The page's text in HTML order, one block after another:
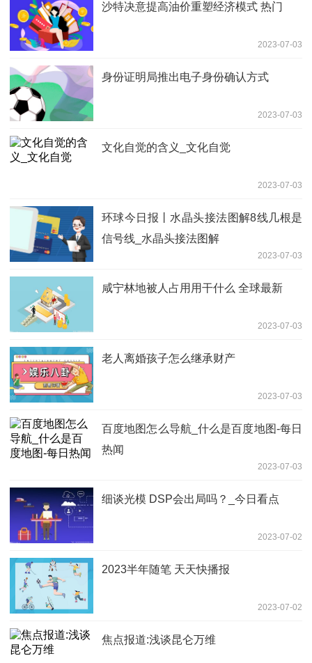
沙特决意提高油价重塑经济模式 热门
2023-07-03
身份证明局推出电子身份确认方式
2023-07-03
文化自觉的含义_文化自觉
2023-07-03
环球今日报丨水晶头接法图解8线几根是
信号线_水晶头接法图解
2023-07-03
咸宁林地被人占用用干什么 全球最新
2023-07-03
老人离婚孩子怎么继承财产
2023-07-03
百度地图怎么导航_什么是百度地图-每日
热闻
2023-07-03
细谈光模 DSP会出局吗？_今日看点
2023-07-02
2023半年随笔 天天快播报
2023-07-02
焦点报道:浅谈昆仑万维